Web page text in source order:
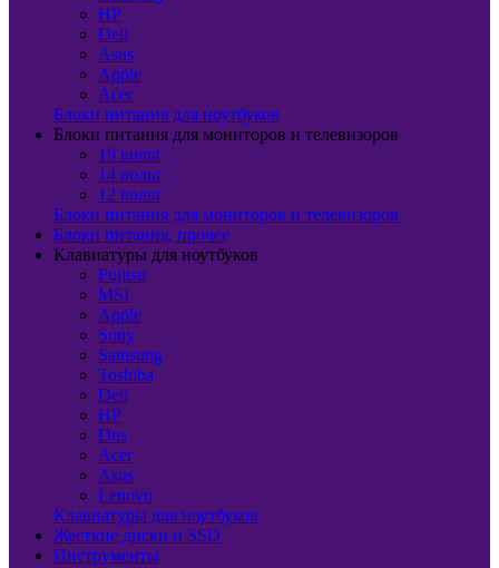
HP
Dell
Asus
Apple
Acer
Блоки питания для ноутбуков
Блоки питания для мониторов и телевизоров
19 вольт
14 вольт
12 вольт
Блоки питания для мониторов и телевизоров
Блоки питания, прочее
Клавиатуры для ноутбуков
Fujitsu
MSI
Apple
Sony
Samsung
Toshiba
Dell
HP
Dns
Acer
Asus
Lenovo
Клавиатуры для ноутбуков
Жесткие диски и SSD
Инструменты